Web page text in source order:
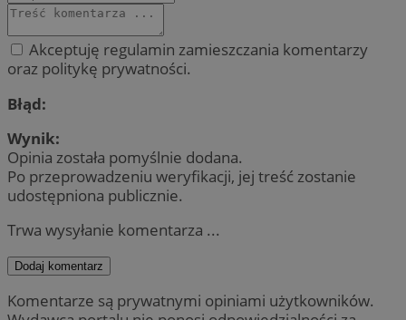
Akceptuję regulamin zamieszczania komentarzy
oraz politykę prywatności.
Błąd:
Wynik:
Opinia została pomyślnie dodana.
Po przeprowadzeniu weryfikacji, jej treść zostanie
udostępniona publicznie.
Trwa wysyłanie komentarza ...
Dodaj komentarz
Komentarze są prywatnymi opiniami użytkowników.